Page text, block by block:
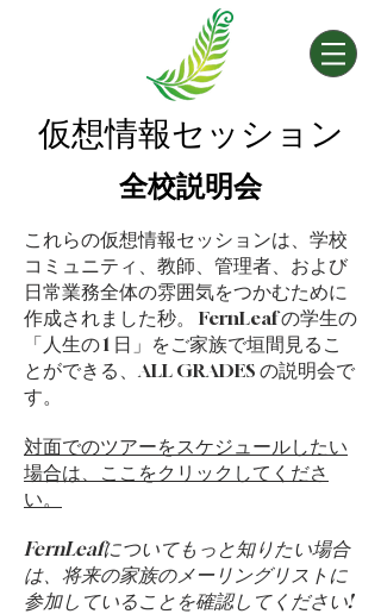
仮想情報セッション
全校説明会
これらの仮想情報セッションは、学校
コミュニティ、教師、管理者、および
日常業務全体の雰囲気をつかむために
作成されました秒。 FernLeaf の学生の
「人生の 1 日」をご家族で垣間見るこ
とができる、ALL GRADES の説明会で
す。
対面でのツアーをスケジュールしたい
場合は、ここをクリックしてくださ
い。
FernLeafについてもっと知りたい場合
は、将来の家族のメーリングリストに
参加していることを確認してください!